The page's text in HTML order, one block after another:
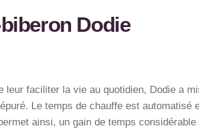
Dodie
leur faciliter la vie au quotidien, Dodie a
Le temps de chauffe est automatisé
ainsi, un gain de temps